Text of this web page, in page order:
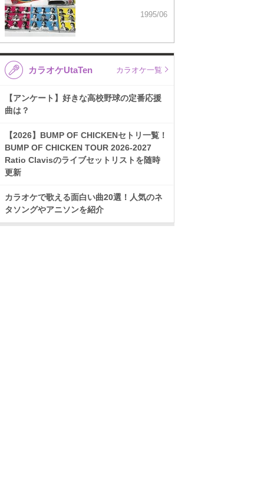
1995/06
カラオケUtaTen カラオケ一覧
【アンケート】好きな高校野球の定番応援
曲は？
【2026】BUMP OF CHICKENセトリ一覧！
BUMP OF CHICKEN TOUR 2026-2027
Ratio Clavisのライブセットリストを随時
更新
カラオケで歌える面白い曲20選！人気のネ
タソングやアニソンを紹介